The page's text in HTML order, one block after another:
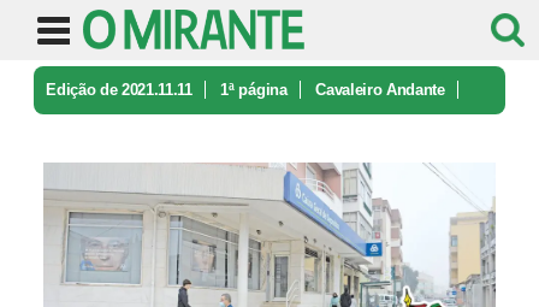
Edição de 2021.11.11 1ª página Cavaleiro Andante